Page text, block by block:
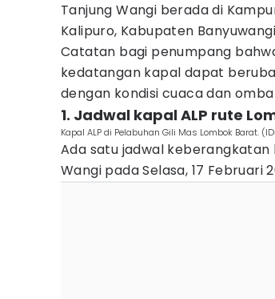
Tanjung Wangi berada di
Kalipuro, Kabupaten
Catatan bagi penumpang
kedatangan kapal dapat
dengan kondisi cuaca dan
1. Jadwal kapal ALP rute
Kapal ALP di Pelabuhan Gili Mas Lombok Barat.
Ada satu jadwal keberangkatan
Wangi pada Selasa, 17 Februari